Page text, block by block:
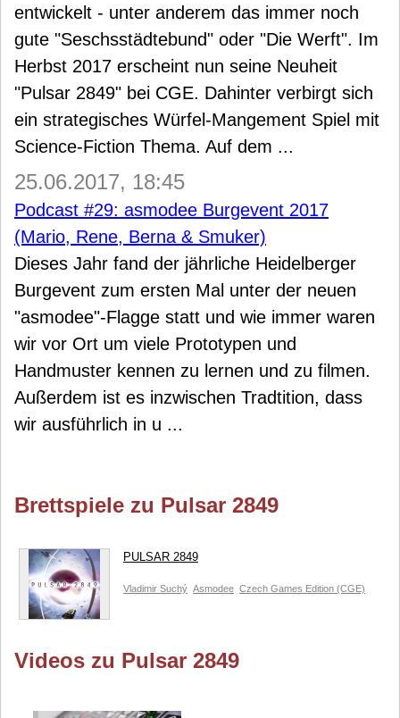
entwickelt - unter anderem das immer noch
gute "Seschsstädtebund" oder "Die Werft". Im
Herbst 2017 erscheint nun seine Neuheit
"Pulsar 2849" bei CGE. Dahinter verbirgt sich
ein strategisches Würfel-Mangement Spiel mit
Science-Fiction Thema. Auf dem ...
25.06.2017, 18:45
Podcast #29: asmodee Burgevent 2017
(Mario, Rene, Berna & Smuker)
Dieses Jahr fand der jährliche Heidelberger
Burgevent zum ersten Mal unter der neuen
"asmodee"-Flagge statt und wie immer waren
wir vor Ort um viele Prototypen und
Handmuster kennen zu lernen und zu filmen.
Außerdem ist es inzwischen Tradtition, dass
wir ausführlich in u ...
Brettspiele zu Pulsar 2849
PULSAR 2849
Vladimir Suchý Asmodee Czech Games Edition (CGE)
Videos zu Pulsar 2849